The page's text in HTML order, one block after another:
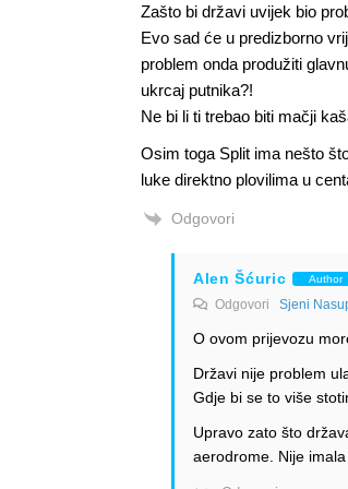
Zašto bi državi uvijek bio
Evo sad će u predizborno
problem onda produžiti
ukrcaj putnika?!
Ne bi li ti trebao biti mačji
Osim toga Split ima nešto
luke direktno plovilima u
Odgovori
Alen Šćuric Author
Odgovori Sjeni
O ovom prijevozu
Državi nije problem
Gdje bi se to više
Upravo zato što
aerodrome. Nije